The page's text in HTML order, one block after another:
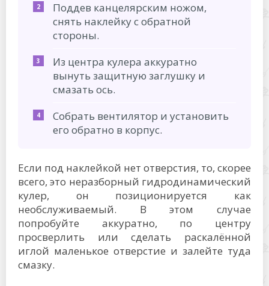
Поддев канцелярским ножом,
снять наклейку с обратной
стороны.
Из центра кулера аккуратно
вынуть защитную заглушку и
смазать ось.
Собрать вентилятор и установить
его обратно в корпус.
Если под наклейкой нет отверстия, то, скорее
всего, это неразборный гидродинамический
кулер, он позиционируется как
необслуживаемый. В этом случае
попробуйте аккуратно, по центру
просверлить или сделать раскалённой
иглой маленькое отверстие и залейте туда
смазку.